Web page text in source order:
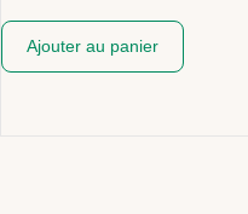
Ajouter au panier